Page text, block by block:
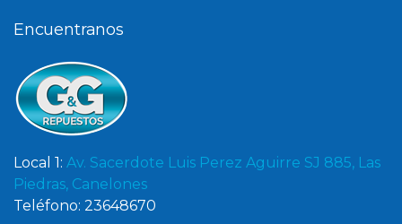
Encuentranos
Local 1: Av. Sacerdote Luis Perez Aguirre SJ 885, Las
Piedras, Canelones
Teléfono: 23648670